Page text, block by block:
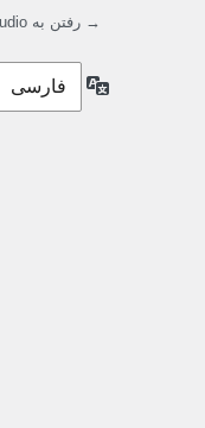
→ رفتن به Afdesta Studio
زبان